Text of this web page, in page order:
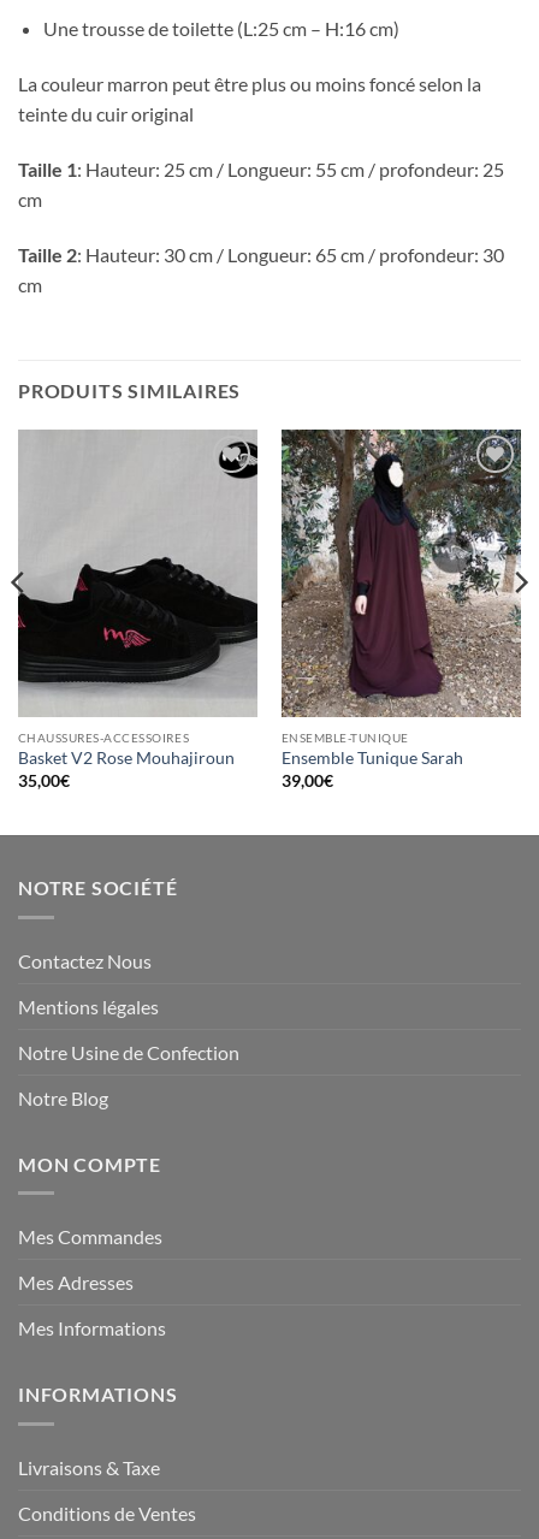
Une trousse de toilette (L:25 cm – H:16 cm)
La couleur marron peut être plus ou moins foncé selon la
teinte du cuir original
Taille 1: Hauteur: 25 cm / Longueur: 55 cm / profondeur: 25
cm
Taille 2: Hauteur: 30 cm / Longueur: 65 cm / profondeur: 30
cm
PRODUITS SIMILAIRES
CHAUSSURES-ACCESSOIRES
Basket V2 Rose Mouhajiroun
35,00€
Ajouter
à la liste
d’envies
ENSEMBLE-TUNIQUE
Ensemble Tunique Sarah
39,00€
NOTRE SOCIÉTÉ
Contactez Nous
Mentions légales
Notre Usine de Confection
Notre Blog
MON COMPTE
Mes Commandes
Mes Adresses
Mes Informations
INFORMATIONS
Livraisons & Taxe
Conditions de Ventes